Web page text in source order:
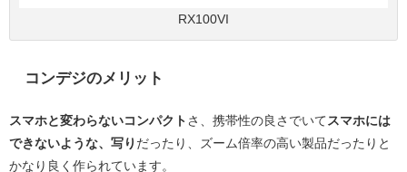
RX100VI
コンデジのメリット
スマホと変わらないコンパクト さ、携帯性の良さでいて スマホには
できないような、写り だったり、ズーム倍率の高い製品だったりと
かなり良く作られています。